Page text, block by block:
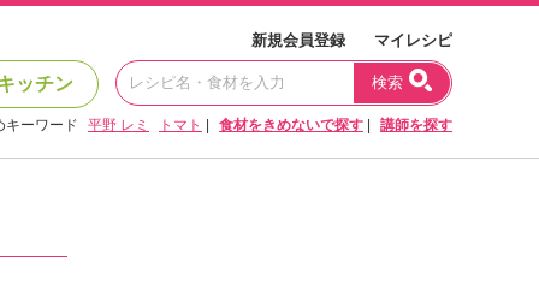
新規会員登録 マイレシピ
ッチン 検索
キーワード 平野 レミ トマト 食材をきめないで探す 講師を探す